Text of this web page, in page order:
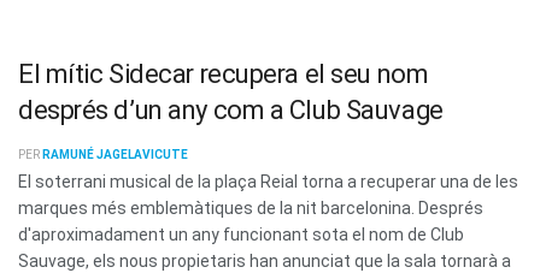
El mític Sidecar recupera el seu nom
després d’un any com a Club Sauvage
PER RAMUNÉ JAGELAVICUTE
El soterrani musical de la plaça Reial torna a recuperar una de les
marques més emblemàtiques de la nit barcelonina. Després
d'aproximadament un any funcionant sota el nom de Club
Sauvage, els nous propietaris han anunciat que la sala tornarà a